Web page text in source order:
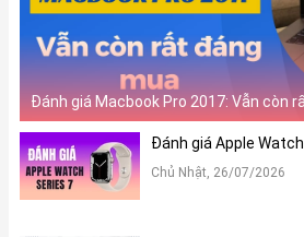
Màu Space Gray (Xám không gian)
hiện đại và đầy chuyên nghiệp.
2025 màu Space Gray là sự lựa chọn
dùng yêu thích sự lịch lãm và tinh tế.
Màu Silver (Bạc) vẫn giữ được vẻ đẹp
không bao giờ lỗi mốt. Macbook Pro 16
Silver mang đến cảm giác nhẹ nhàng,
nhập vào mọi môi trường làm việc.
Đánh giá Macbook Pro 2017: Vẫn còn
Đánh giá Apple
Chủ Nhật, 26/07/2026